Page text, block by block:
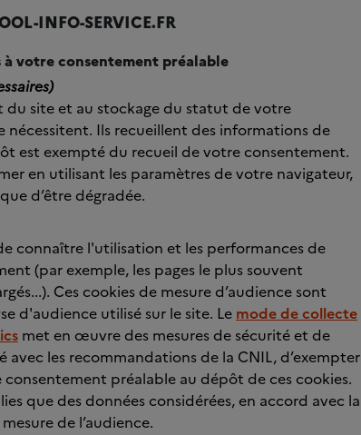
INFO-SERVICE.FR
votre consentement préalable
site et au stockage du statut de votre
Ils recueillent des informations de
est exempté du recueil de votre consentement.
en utilisant les paramètres de votre navigateur,
d’être dégradée.
connaître l'utilisation et les performances de
(par exemple, les pages le plus souvent
Ces cookies de mesure d’audience sont
d'audience utilisé sur le site. Le mode de collecte
met en œuvre des mesures de sécurité et de
les recommandations de la CNIL, d’exempter
préalable au dépôt de ces cookies.
que des données considérées, en accord avec la
de l’audience.